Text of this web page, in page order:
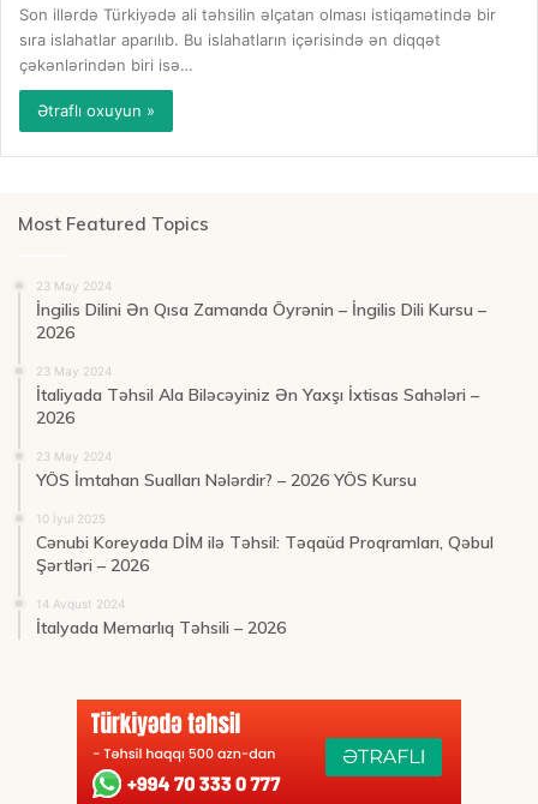
Son illərdə Türkiyədə ali təhsilin əlçatan olması istiqamətində bir
sıra islahatlar aparılıb. Bu islahatların içərisində ən diqqət
çəkənlərindən biri isə…
Ətraflı oxuyun »
Most Featured Topics
23 May 2024
İngilis Dilini Ən Qısa Zamanda Öyrənin – İngilis Dili Kursu –
2026
23 May 2024
İtaliyada Təhsil Ala Biləcəyiniz Ən Yaxşı İxtisas Sahələri –
2026
23 May 2024
YÖS İmtahan Sualları Nələrdir? – 2026 YÖS Kursu
10 İyul 2025
Cənubi Koreyada DİM ilə Təhsil: Təqaüd Proqramları, Qəbul
Şərtləri – 2026
14 Avqust 2024
İtalyada Memarlıq Təhsili – 2026